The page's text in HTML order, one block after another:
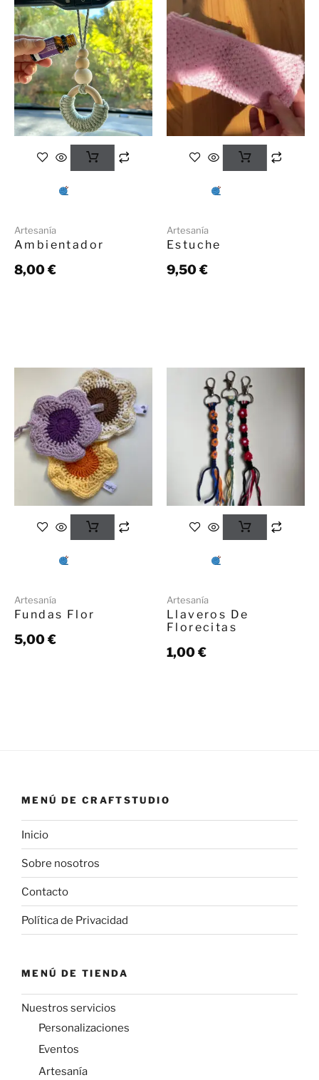
Artesanía
Ambientador
8,00€
Artesanía
Estuche
9,50€
Artesanía
Fundas Flor
5,00€
Artesanía
Llaveros De
Florecitas
1,00€
MENÚ DE CRAFTSTUDIO
Inicio
Sobre nosotros
Contacto
Política de Privacidad
MENÚ DE TIENDA
Nuestros servicios
Personalizaciones
Eventos
Artesanía